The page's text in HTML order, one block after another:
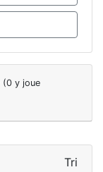
(0 y joue
Tri